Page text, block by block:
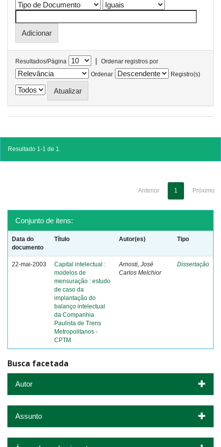
Resultados/Página |
Ordenar registros por
Ordenar
Registro(s)
Resultado 1-1 de 1.
Anterior 1 Próximo
Conjunto de itens:
Data do
documento
Título Autor(es) Tipo
22-mai-2003
Capital intelectual :
modelos de
mensuração : estudo
de caso da
implantação do
balanço intelectual
da Companhia
Paulista de Trens
Metropolitanos -
CPTM
Arnosti, José
Carlos Melchior
Dissertação
Busca facetada
Autor
Assunto